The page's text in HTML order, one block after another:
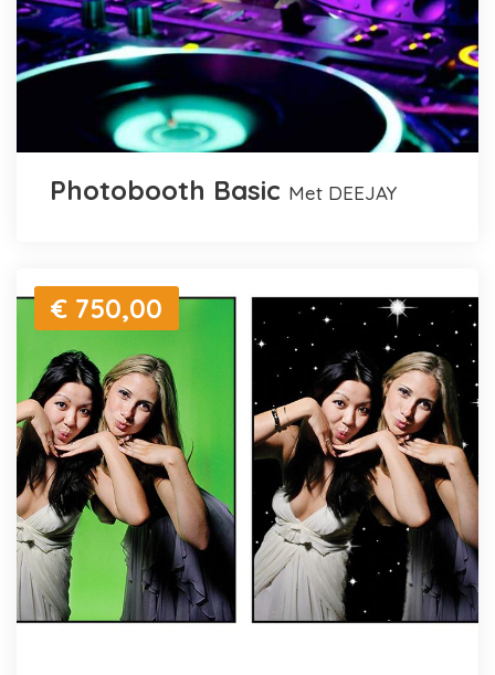
Photobooth Basic met DEEJAY
€ 750,00